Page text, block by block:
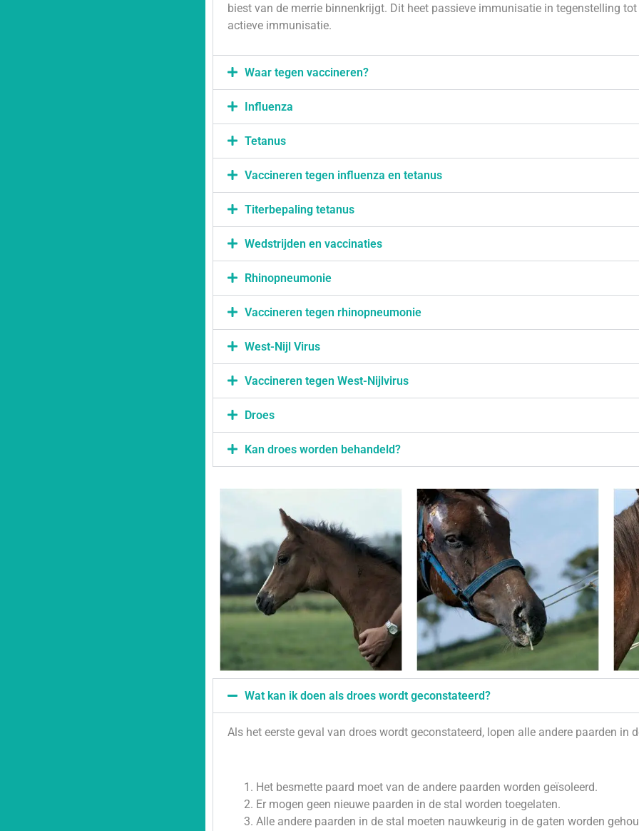
biest van de merrie binnenkrijgt. Dit heet passieve immunisatie in tegenstelling tot
actieve immunisatie.
Waar tegen vaccineren?
Influenza
Tetanus
Vaccineren tegen influenza en tetanus
Titerbepaling tetanus
Wedstrijden en vaccinaties
Rhinopneumonie
Vaccineren tegen rhinopneumonie
West-Nijl Virus
Vaccineren tegen West-Nijlvirus
Droes
Kan droes worden behandeld?
Wat kan ik doen als droes wordt geconstateerd?
Als het eerste geval van droes wordt geconstateerd, lopen alle andere paarden in
Het besmette paard moet van de andere paarden worden geïsoleerd.
Er mogen geen nieuwe paarden in de stal worden toegelaten.
Alle andere paarden in de stal moeten nauwkeurig in de gaten worden